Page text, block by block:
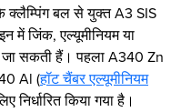
क्लैम्पिंग बल से युक्त A3 SIS
में जिंक, एल्यूमीनियम या
जा सकती हैं। पहला A340 Zn
Al (हॉट चैंबर एल्यूमीनियम
किया गया है।